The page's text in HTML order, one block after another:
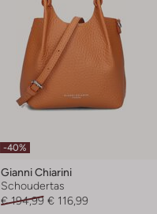
-40%
Gianni Chiarini
Schoudertas
€ 194,99 € 116,99